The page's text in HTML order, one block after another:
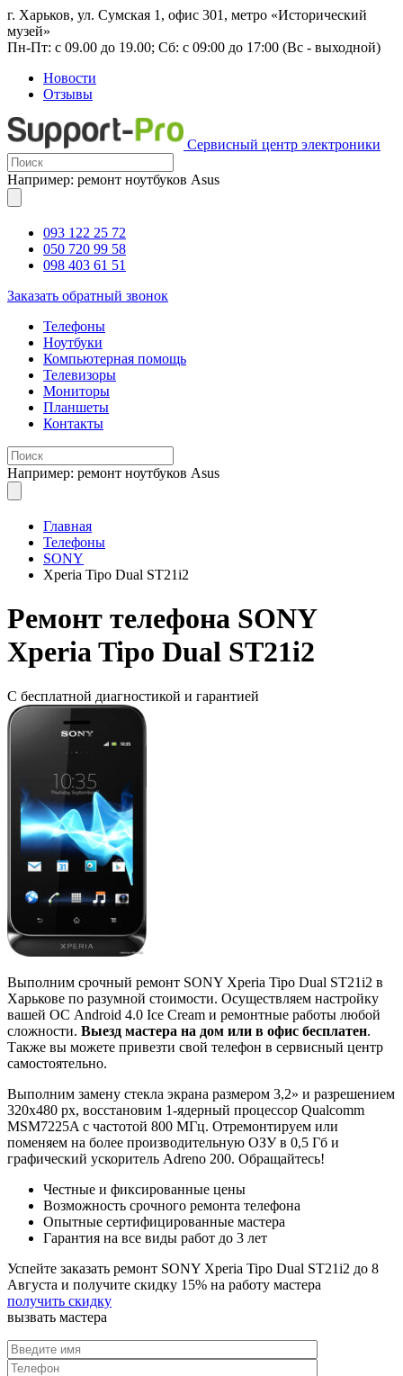
г. Харьков, ул. Сумская 1, офис 301, метро «Исторический
музей»
Пн-Пт: с 09.00 до 19.00; Сб: с 09:00 до 17:00 (Вс - выходной)
Новости
Отзывы
Сервисный центр электроники
Например: ремонт ноутбуков Asus
093 122 25 72
050 720 99 58
098 403 61 51
Заказать обратный звонок
Телефоны
Ноутбуки
Компьютерная помощь
Телевизоры
Мониторы
Планшеты
Контакты
Например: ремонт ноутбуков Asus
Главная
Телефоны
SONY
Xperia Tipo Dual ST21i2
Ремонт телефона SONY
Xperia Tipo Dual ST21i2
С бесплатной диагностикой и гарантией
Выполним срочный ремонт SONY Xperia Tipo Dual ST21i2 в
Харькове по разумной стоимости. Осуществляем настройку
вашей ОС Android 4.0 Ice Cream и ремонтные работы любой
сложности. Выезд мастера на дом или в офис бесплатен.
Также вы можете привезти свой телефон в сервисный центр
самостоятельно.
Выполним замену стекла экрана размером 3,2» и разрешением
320x480 px, восстановим 1-ядерный процессор Qualcomm
MSM7225A с частотой 800 МГц. Отремонтируем или
поменяем на более производительную ОЗУ в 0,5 Гб и
графический ускоритель Adreno 200. Обращайтесь!
Честные и фиксированные цены
Возможность срочного ремонта телефона
Опытные сертифицированные мастера
Гарантия на все виды работ до 3 лет
Успейте заказать ремонт SONY Xperia Tipo Dual ST21i2 до 8
Августа и получите скидку 15% на работу мастера
получить скидку
вызвать мастера